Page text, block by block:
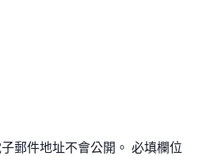
郵件地址不會公開。 必填欄位